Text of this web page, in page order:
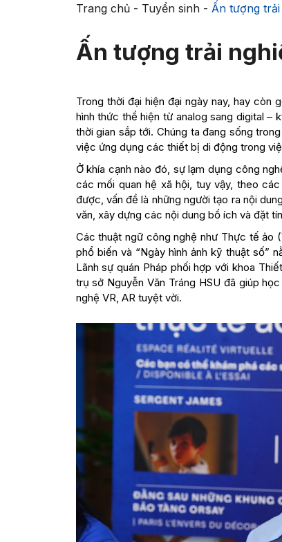
Trang chủ- Tuyển sinh- Ấn tượng
Ấn tượng trải
Trong thời đại hiện đại ngày nay, hay
hình thức thể hiện từ analog sang digital
thời gian sắp tới. Chúng ta đang sống
việc ứng dụng các thiết bị di động trong
Ở khía cạnh nào đó, sự lạm dụng công
các mối quan hệ xã hội, tuy vậy, theo
được, vấn đề là những người tạo ra nội
văn, xây dựng các nội dung bổ ích và đặt
Các thuật ngữ công nghệ như Thực tế ảo
phổ biến và “Ngày hình ảnh kỹ thuật số”
Lãnh sự quán Pháp phối hợp với khoa
trụ sở Nguyễn Văn Tráng HSU đã giúp
nghệ VR, AR tuyệt vời.